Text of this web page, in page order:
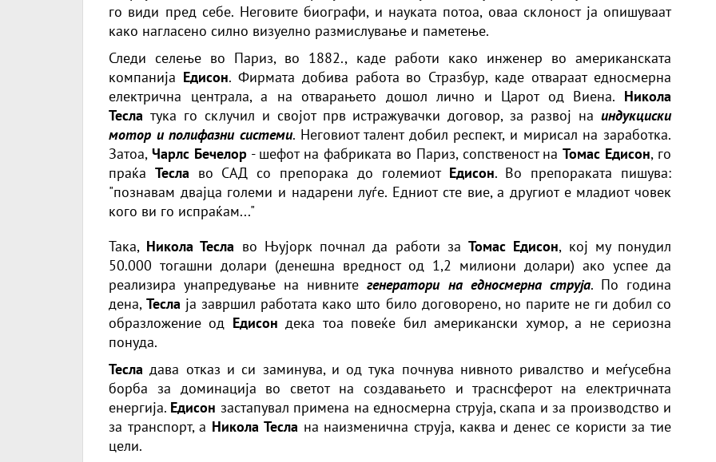
го види пред себе. Неговите биографи, и науката потоа, оваа склоност ја опишуваат
како нагласено силно визуелно размислување и паметење.
Следи селење во Париз, во 1882., каде работи како инженер во американската
компанија Едисон. Фирмата добива работа во Стразбур, каде отвараат едносмерна
електрична централа, а на отварањето дошол лично и Царот од Виена. Никола
Тесла тука го склучил и својот прв истражувачки договор, за развој на индукциски
мотор и полифазни системи. Неговиот талент добил респект, и мирисал на заработка.
Затоа, Чарлс Бечелор- шефот на фабриката во Париз, сопственост наТомас Едисон, го
праќа Тесла во САД со препорака до големиот Едисон. Во препораката пишува:
"познавам двајца големи и надарени луѓе. Едниот сте вие, а другиот е младиот човек
кого ви го испраќам..."
Така, Никола Тесла во Њујорк почнал да работи заТомас Едисон, кој му понудил
50.000 тогашни долари (денешна вредност од 1,2 милиони долари) ако успее да
реализира унапредување на нивнитегенератори на едносмерна струја. По година
дена,Тесла ја завршил работата како што било договорено, но парите не ги добил со
образложение од Едисон дека тоа повеќе бил американски хумор, а не сериозна
понуда.
Тесла дава отказ и си заминува, и од тука почнува нивното ривалство и меѓусебна
борба за доминација во светот на создавањето и траснсферот на електричната
енергија. Едисон застапувал примена на едносмерна струја, скапа и за производство и
за транспорт, а Никола Тесла на наизменична струја, каква и денес се користи за тие
цели.